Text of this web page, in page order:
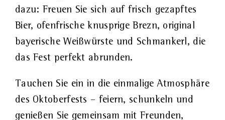
dazu: Freuen Sie sich auf frisch gezapftes
Bier, ofenfrische knusprige Brezn, original
bayerische Weißwürste und Schmankerl, die
das Fest perfekt abrunden.
Tauchen Sie ein in die einmalige Atmosphäre
des Oktoberfests – feiern, schunkeln und
genießen Sie gemeinsam mit Freunden,